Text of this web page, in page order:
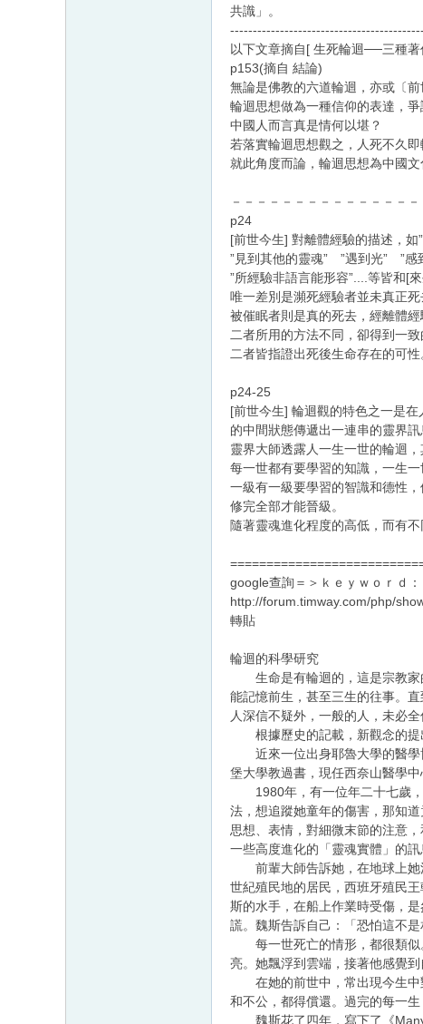
共識」。
以下文章摘自[ 生死輪迴──三種
p153(摘自 結論)
無論是佛教的六道輪迴，亦或〔
輪迴思想做為一種信仰的表達，
中國人而言真是情何以堪？
若落實輪迴思想觀之，人死不久
就此角度而論，輪迴思想為中國
－－－－－－－－－－－－－－－
p24
[前世今生] 對離體經驗的描述，如
”見到其他的靈魂” ”遇到光” ”感
”所經驗非語言能形容”....等皆和[
唯一差別是瀕死經驗者並未真正
被催眠者則是真的死去，經離體經
二者所用的方法不同，卻得到一致
二者皆指證出死後生命存在的可性
p24-25
[前世今生] 輪迴觀的特色之一是
的中間狀態傳遞出一連串的靈界
靈界大師透露人一生一世的輪迴，
每一世都有要學習的知識，一生一
一級有一級要學習的智識和德性
修完全部才能晉級。
隨著靈魂進化程度的高低，而有不
google查詢＝＞ｋｅｙｗｏｒｄ
http://forum.timway.com/php/
轉貼
輪迴的科學研究
生命是有輪迴的，這是宗教家
能記憶前生，甚至三生的往事。
人深信不疑外，一般的人，未必
根據歷史的記載，新觀念的提
近來一位出身耶魯大學的醫學
堡大學教過書，現任西奈山醫學
1980年，有一位年二十七歲，
法，想追蹤她童年的傷害，那知
思想、表情，對細微末節的注意
一些高度進化的「靈魂實體」的訊
前輩大師告訴她，在地球上她
世紀殖民地的居民，西班牙殖民
斯的水手，在船上作業時受傷，
謊。魏斯告訴自己：「恐怕這不
每一世死亡的情形，都很類似
亮。她飄浮到雲端，接著他感覺
在她的前世中，常出現今生中
和不公，都得償還。過完的每一
魏斯花了四年，寫下了《Many